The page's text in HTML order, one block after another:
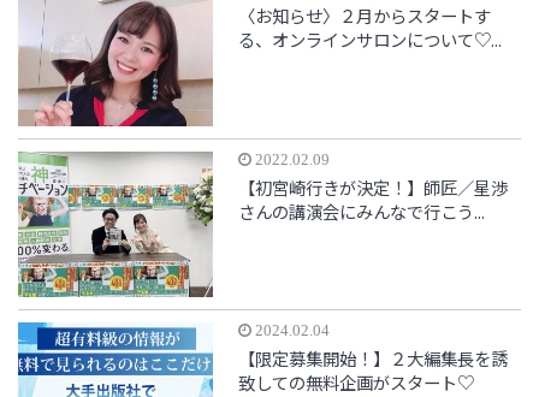
〈お知らせ〉２月からスタートす
る、オンラインサロンについて♡...
2022.02.09
【初宮崎行きが決定！】師匠／星渉
さんの講演会にみんなで行こう...
2024.02.04
【限定募集開始！】２大編集長を誘
致しての無料企画がスタート♡